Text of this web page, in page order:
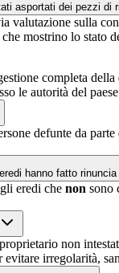
asportati dei pezzi di
valutazione sulla
mostrino lo stato
completa
le autorità del
defunte da
hanno fatto rinuncia
eredi che non sono
non
evitare irregolarità,